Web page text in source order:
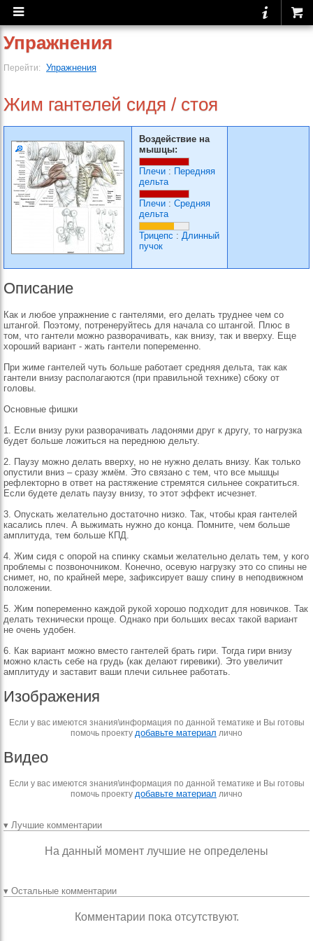
Упражнения
Перейти: Упражнения
Жим гантелей сидя / стоя
Воздействие на
мышцы:
Плечи : Передняя
дельта
Плечи : Средняя
дельта
Трицепс : Длинный
пучок
Описание
Как и любое упражнение с гантелями, его делать труднее чем со
штангой. Поэтому, потренеруйтесь для начала со штангой. Плюс в
том, что гантели можно разворачивать, как внизу, так и вверху. Еще
хороший вариант - жать гантели попеременно.
При жиме гантелей чуть больше работает средняя дельта, так как
гантели внизу располагаются (при правильной технике) сбоку от
головы.
Основные фишки
1. Если внизу руки разворачивать ладонями друг к другу, то нагрузка
будет больше ложиться на переднюю дельту.
2. Паузу можно делать вверху, но не нужно делать внизу. Как только
опустили вниз – сразу жмём. Это связано с тем, что все мышцы
рефлекторно в ответ на растяжение стремятся сильнее сократиться.
Если будете делать паузу внизу, то этот эффект исчезнет.
3. Опускать желательно достаточно низко. Так, чтобы края гантелей
касались плеч. А выжимать нужно до конца. Помните, чем больше
амплитуда, тем больше КПД.
4. Жим сидя с опорой на спинку скамьи желательно делать тем, у кого
проблемы с позвоночником. Конечно, осевую нагрузку это со спины не
снимет, но, по крайней мере, зафиксирует вашу спину в неподвижном
положении.
5. Жим попеременно каждой рукой хорошо подходит для новичков. Так
делать технически проще. Однако при больших весах такой вариант
не очень удобен.
6. Как вариант можно вместо гантелей брать гири. Тогда гири внизу
можно класть себе на грудь (как делают гиревики). Это увеличит
амплитуду и заставит ваши плечи сильнее работать.
Изображения
Если у вас имеются знания\информация по данной тематике и Вы готовы
помочь проекту добавьте материал лично
Видео
Если у вас имеются знания\информация по данной тематике и Вы готовы
помочь проекту добавьте материал лично
▾ Лучшие комментарии
На данный момент лучшие не определены
▾ Остальные комментарии
Комментарии пока отсутствуют.